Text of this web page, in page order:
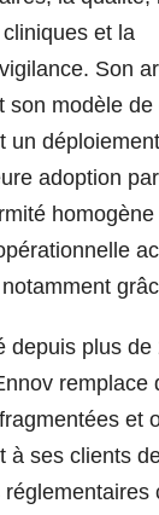
cliniques et la
Son
son modèle
un
adoption
homogène
depuis plus de
remplace
et
à ses clients